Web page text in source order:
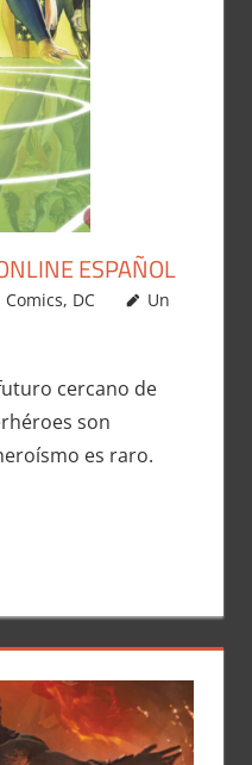
ESPAÑOL
Carlitox Banana
Comics, DC
Un
cercano de
son
es raro.